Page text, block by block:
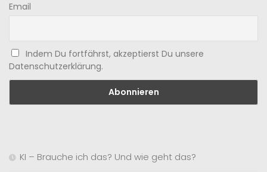
Email
Indem Du fortfährst, akzeptierst Du unsere
Datenschutzerklärung.
KI – Brauche ich das? Und wie geht das?